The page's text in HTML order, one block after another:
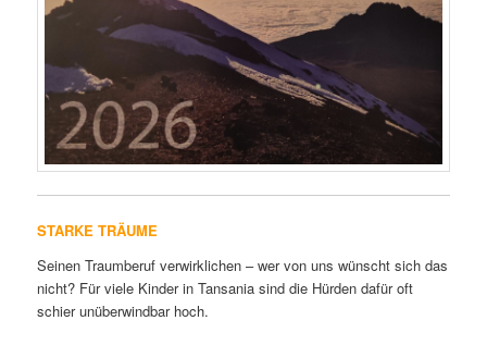
STARKE TRÄUME
Seinen Traumberuf verwirklichen – wer von uns wünscht sich das
nicht? Für viele Kinder in Tansania sind die Hürden dafür oft
schier unüberwindbar hoch.